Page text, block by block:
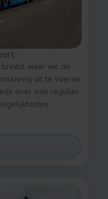
waar we de
uit te voeren
over een regulier